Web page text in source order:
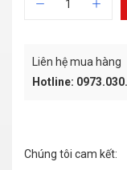
Liên hệ mua hàng
Hotline:
Chúng tôi cam kết: